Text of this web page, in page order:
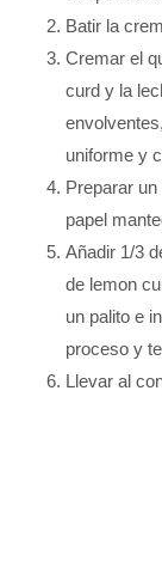
Batir la
Cremar el
curd y la
uniforme y
Preparar
papel
Añadir 1/3
de lemon
un palito e
proceso y
Llevar al